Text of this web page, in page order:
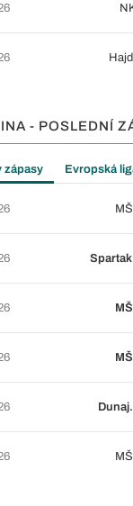
- POSLEDNÍ
zápasy Evropská